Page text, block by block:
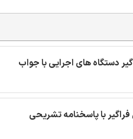
دستگاه های اجرایی با جواب
با پاسخنامه تشریحی